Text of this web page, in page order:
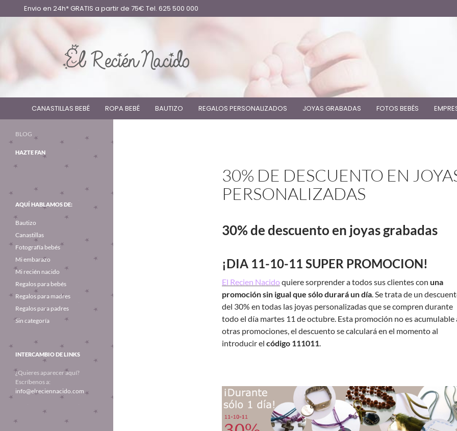
Envio en 24h* GRATIS a partir de 75€ Tel. 625 500 000
CANASTILLAS BEBÉ ROPA BEBÉ BAUTIZO REGALOS PERSONALIZADOS JOYAS GRABADAS FOTOS BEBÉS
30% DE DESCUENTO EN
PERSONALIZADAS
30% de descuento en joyas grabadas
¡DIA 11-10-11 SUPER PROMOCION!
El Recien Nacidoquiere sorprender a todos sus clientes con una
promoción sin igual que sólo durará un día. Se trata de un
del 30% en todas las joyas personalizadas que se compren durante
todo el día martes 11 de octubre. Esta promoción no es acumulable
otras promociones, el descuento se calculará en el momento al
introducir el código 111011.
BLOG
HAZTE FAN
AQUÍ HABLAMOS DE:
Bautizo
Canastillas
Fotografía bebés
Mi embarazo
Mi recién nacido
Regalos para bebés
Regalos para madres
Regalos para padres
Sin categoría
INTERCAMBIO DE LINKS
¿Quieres aparecer aquí?
Escríbenos a:
info@elreciennacido.com